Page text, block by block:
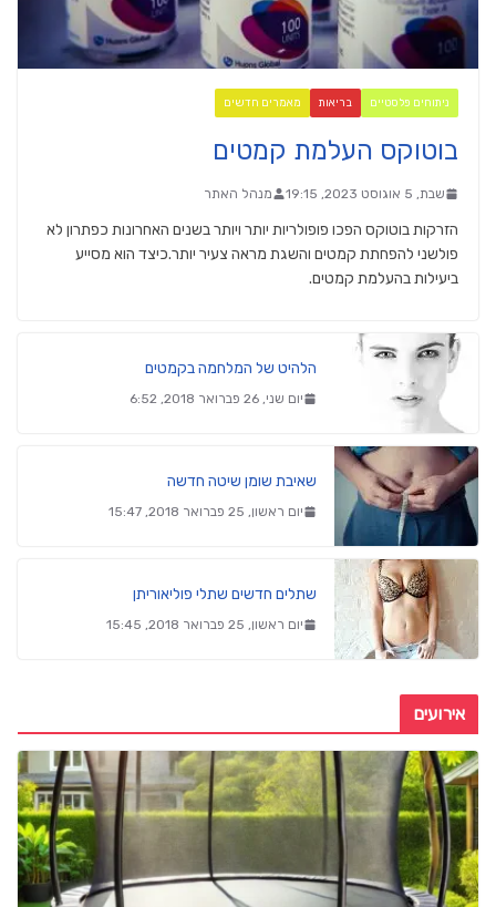
ניתוחים פלסטיים בריאות מאמרים חדשים
בוטוקס העלמת קמטים
שבת, 5 אוגוסט 2023, 19:15 מנהל האתר
הזרקות בוטוקס הפכו פופולריות יותר ויותר בשנים האחרונות כפתרון לא
פולשני להפחתת קמטים והשגת מראה צעיר יותר.כיצד הוא מסייע
ביעילות בהעלמת קמטים.
הלהיט של המלחמה בקמטים
יום שני, 26 פברואר 2018, 6:52
שאיבת שומן שיטה חדשה
יום ראשון, 25 פברואר 2018, 15:47
שתלים חדשים שתלי פוליאוריתן
יום ראשון, 25 פברואר 2018, 15:45
אירועים